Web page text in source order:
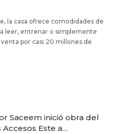
la casa ofrece comodidades de
leer, entrenar o simplemente
venta por casi 20 millones de
Saceem inició obra del
Este a